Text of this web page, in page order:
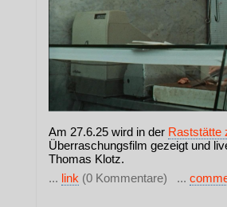
Am 27.6.25 wird in der Raststätte
Überraschungsfilm gezeigt und
Thomas Klotz.
... link (0 Kommentare) ...